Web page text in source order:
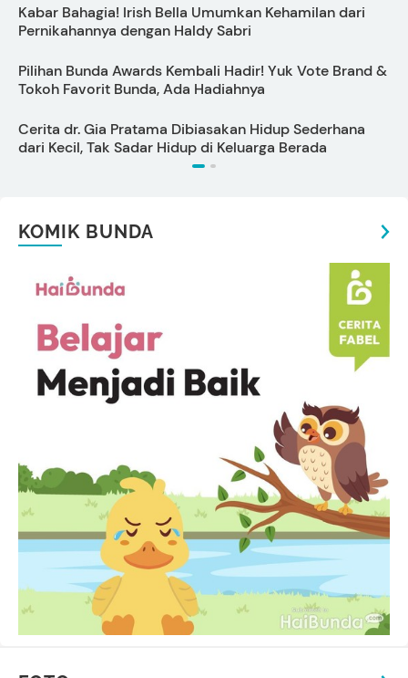
Kabar Bahagia! Irish Bella Umumkan Kehamilan dari
Pernikahannya dengan Haldy Sabri
Pilihan Bunda Awards Kembali Hadir! Yuk Vote Brand &
Tokoh Favorit Bunda, Ada Hadiahnya
Cerita dr. Gia Pratama Dibiasakan Hidup Sederhana
dari Kecil, Tak Sadar Hidup di Keluarga Berada
KOMIK BUNDA